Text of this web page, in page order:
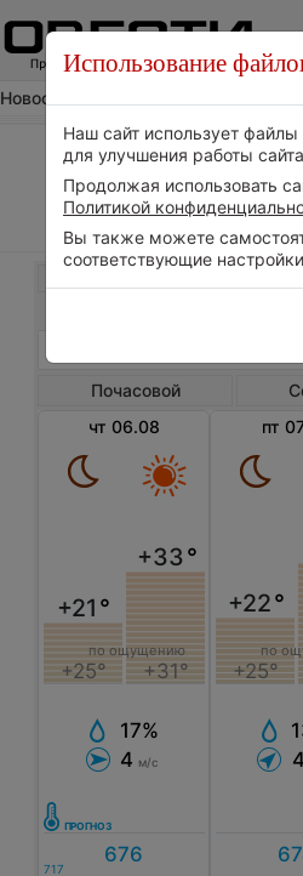
Новости погоды
Почасовой
чт 06.08
+21 °
+25°
+33°
+31°
по ощущению
17%
4 м/с
пт
+22°
+25°
по
4
Использование
Наш сайт использует
для улучшения работы
Продолжая использовать
Политикой
Вы также можете
соответствующие